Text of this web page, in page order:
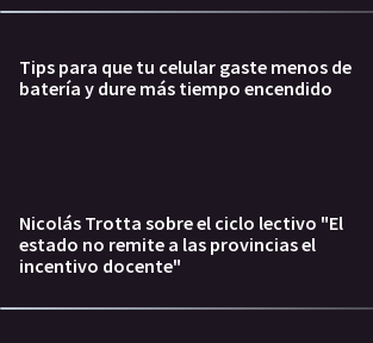
Tips para que tu celular gaste menos de
batería y dure más tiempo encendido
Nicolás Trotta sobre el ciclo lectivo "El
estado no remite a las provincias el
incentivo docente"